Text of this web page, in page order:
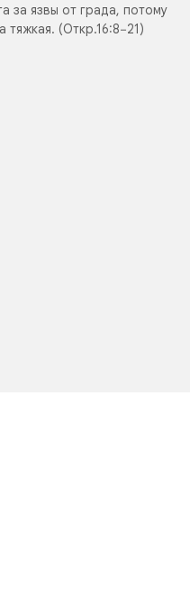
за язвы от града, потому
тяжкая. (Откр.16:8−21)